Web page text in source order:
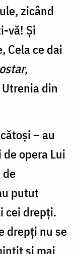
zicând
vă! Și
Cela ce dai
,
din
– au
opera Lui
de
putut
cei drepţi.
drepți nu se
și mai